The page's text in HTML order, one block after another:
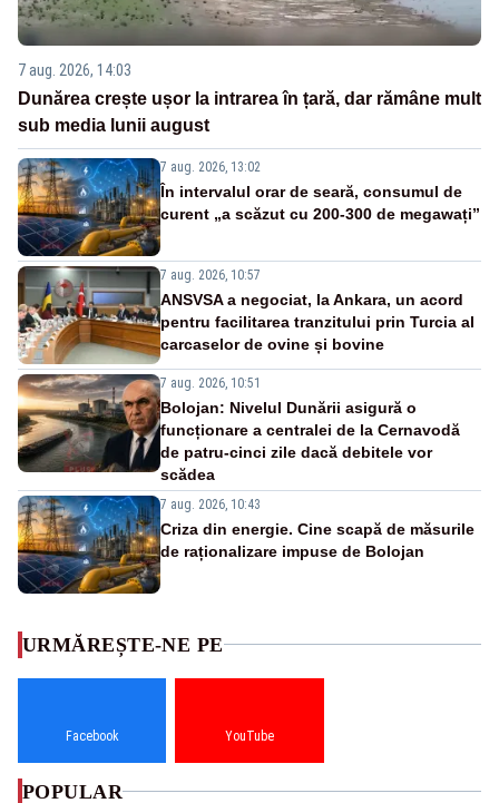
7 aug. 2026, 14:03
Dunărea crește ușor la intrarea în țară, dar rămâne mult
sub media lunii august
7 aug. 2026, 13:02
În intervalul orar de seară, consumul de
curent „a scăzut cu 200-300 de megawați”
7 aug. 2026, 10:57
ANSVSA a negociat, la Ankara, un acord
pentru facilitarea tranzitului prin Turcia al
carcaselor de ovine și bovine
7 aug. 2026, 10:51
Bolojan: Nivelul Dunării asigură o
funcționare a centralei de la Cernavodă
de patru-cinci zile dacă debitele vor
scădea
7 aug. 2026, 10:43
Criza din energie. Cine scapă de măsurile
de raționalizare impuse de Bolojan
URMĂREȘTE-NE PE
Facebook YouTube
POPULAR